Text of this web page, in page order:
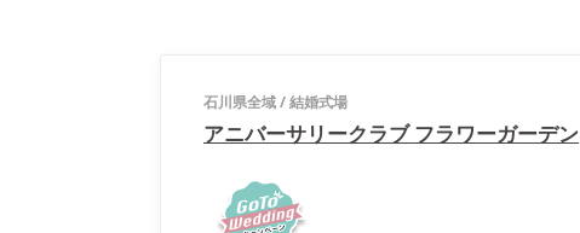
石川県全域/結婚式場
アニバーサリークラブ フラワーガーデン